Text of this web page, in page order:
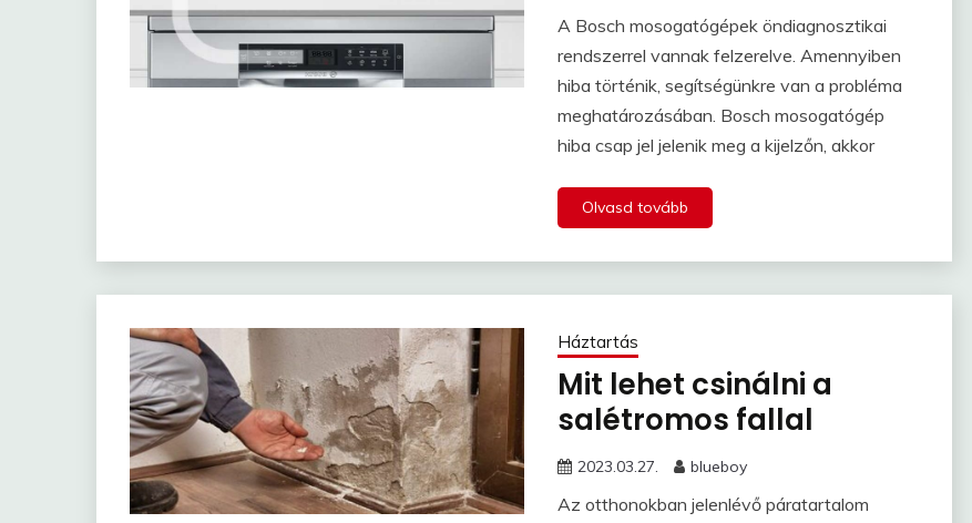
A Bosch mosogatógépek öndiagnosztikai
rendszerrel vannak felzerelve. Amennyiben
hiba történik, segítségünkre van a probléma
meghatározásában. Bosch mosogatógép
hiba csap jel jelenik meg a kijelzőn, akkor
Olvasd tovább
Háztartás
Mit lehet csinálni a
salétromos fallal
2023.03.27. blueboy
Az otthonokban jelenlévő páratartalom